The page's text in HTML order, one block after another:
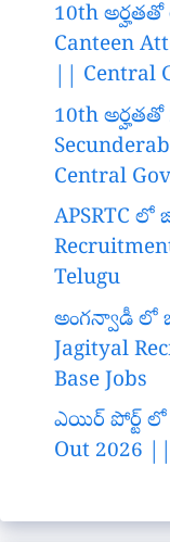
10th
Canteen
|| Central
10th
Central
APSRTC లో
Telugu
అంగన్వాడీ లో
Jagityal
Base Jobs
ఎయిర్ పోర్ట్ లో
Out 2026